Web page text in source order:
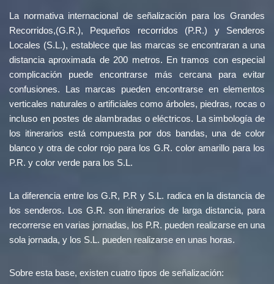
La normativa internacional de señalización para los Grandes
Recorridos,(G.R.), Pequeños recorridos (P.R.) y Senderos
Locales (S.L.), establece que las marcas se encontraran a una
distancia aproximada de 200 metros. En tramos con especial
complicación puede encontrarse más cercana para evitar
confusiones. Las marcas pueden encontrarse en elementos
verticales naturales o artificiales como árboles, piedras, rocas o
incluso en postes de alambradas o eléctricos. La simbología de
los itinerarios está compuesta por dos bandas, una de color
blanco y otra de color rojo para los G.R. color amarillo para los
P.R. y color verde para los S.L.
La diferencia entre los G.R, P.R y S.L. radica en la distancia de
los senderos. Los G.R. son itinerarios de larga distancia, para
recorrerse en varias jornadas, los P.R. pueden realizarse en una
sola jornada, y los S.L. pueden realizarse en unas horas.
Sobre esta base, existen cuatro tipos de señalización: